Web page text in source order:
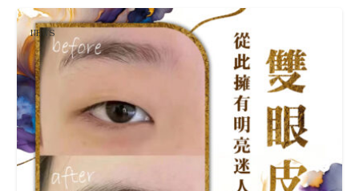
NEWS